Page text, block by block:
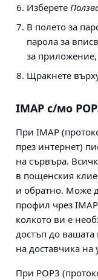
Изберете
В полето за
парола за
за приложение,
Щракнете
IMAP с/мо
При IMAP
през интернет)
на сървъра.
в пощенския
и обратно. Може
профил чрез
колкото ви е
достъп до
на доставчика на
При POP3